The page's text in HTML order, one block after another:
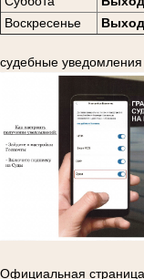
Воскресенье
судебные уведомления
Официальная